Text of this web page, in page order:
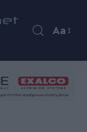
Aa